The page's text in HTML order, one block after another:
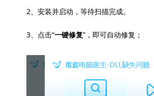
2、安装并启动，等待扫描完成。
3、点击“一键修复”，即可自动修复；